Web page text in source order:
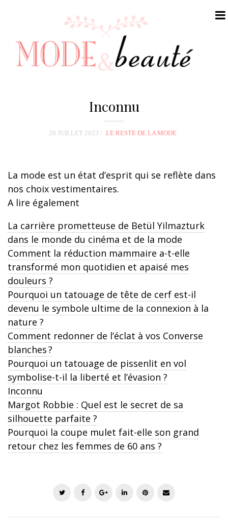
t
i
o
Inconnu
28 JUILLET 2023 LE RESTE DE LA MODE
La mode est un état d’esprit qui se reflète dans
nos choix vestimentaires.
A lire également
La carrière prometteuse de Betül Yilmazturk
dans le monde du cinéma et de la mode
Comment la réduction mammaire a-t-elle
transformé mon quotidien et apaisé mes
douleurs ?
Pourquoi un tatouage de tête de cerf est-il
devenu le symbole ultime de la connexion à la
nature ?
Comment redonner de l’éclat à vos Converse
blanches ?
Pourquoi un tatouage de pissenlit en vol
symbolise-t-il la liberté et l’évasion ?
Inconnu
Margot Robbie : Quel est le secret de sa
silhouette parfaite ?
Pourquoi la coupe mulet fait-elle son grand
retour chez les femmes de 60 ans ?
i
c
o
n
n
a